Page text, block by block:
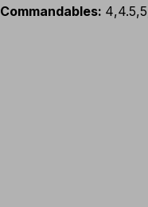
Commandables: 4,4.5,5